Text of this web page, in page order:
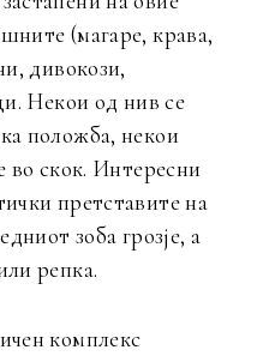
(магаре, крава,
дивокози,
Некои од нив се
положба, некои
во скок. Интересни
претставите на
зоба грозје, а
репка.
комплекс